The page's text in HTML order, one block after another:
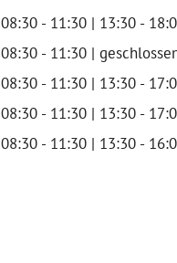
08:30 - 11:30 | 13:30 -
08:30 - 11:30 |
08:30 - 11:30 | 13:30 -
08:30 - 11:30 | 13:30 -
08:30 - 11:30 | 13:30 -